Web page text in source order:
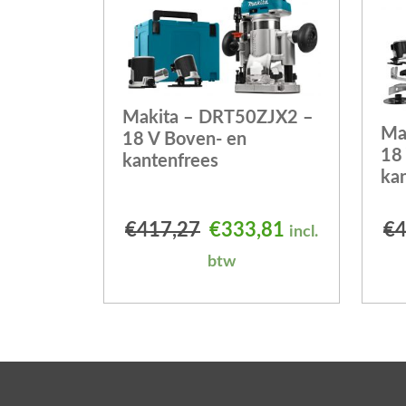
Makita – DRT50ZJX2 –
18 V Boven- en
kantenfrees
€417,27 Oorspronkelijke prijs
€333,81 Huidige prijs
incl.
btw
18
€